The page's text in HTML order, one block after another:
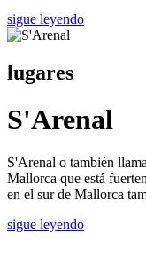
sigue leyendo
lugares
S'Arenal
S'Arenal o también
Mallorca que está
en el sur de Mallorca
sigue leyendo